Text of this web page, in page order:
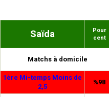
Saïda
Pour
cent
Matchs à domicile
1ère Mi-temps Moins de
2,5
%98